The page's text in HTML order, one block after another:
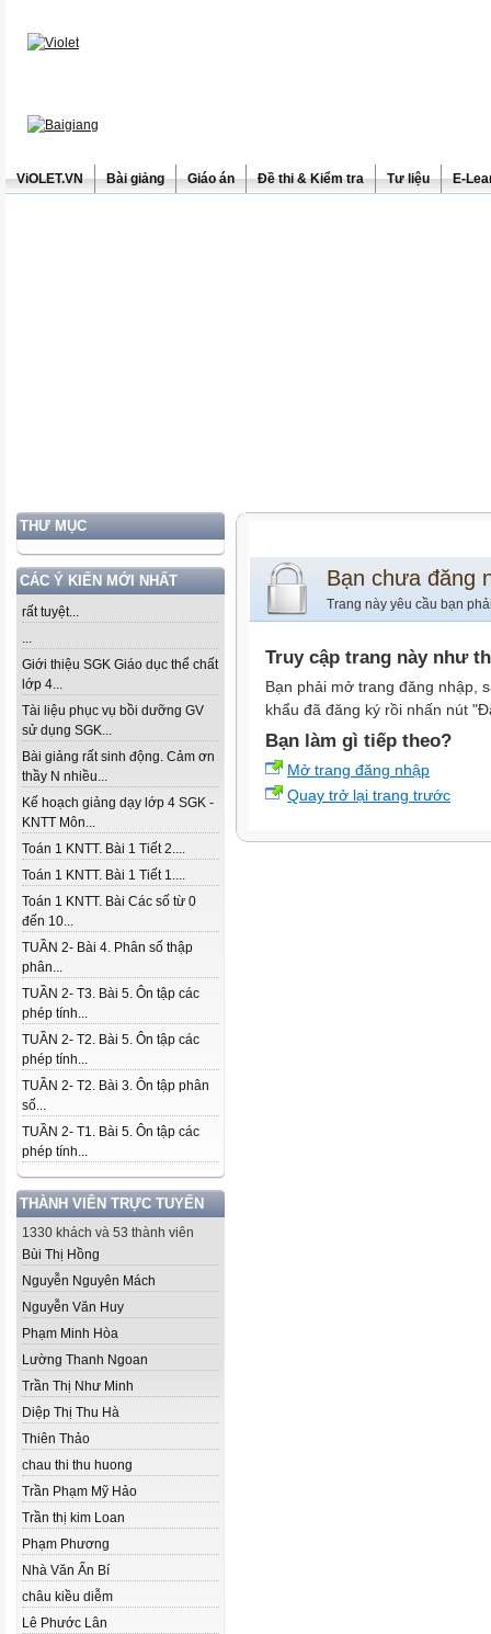
ViOLET.VN Bài giảng Giáo án Đề thi & Kiểm tra Tư liệu E-
THƯ MỤC
CÁC Ý KIẾN MỚI NHẤT
rất tuyệt...
...
Giới thiệu SGK Giáo dục thể chất
lớp 4...
Tài liệu phục vụ bồi dưỡng GV
sử dụng SGK...
Bài giảng rất sinh động. Cảm ơn
thầy N nhiều...
Kế hoạch giảng dạy lớp 4 SGK -
KNTT Môn...
Toán 1 KNTT. Bài 1 Tiết 2....
Toán 1 KNTT. Bài 1 Tiết 1....
Toán 1 KNTT. Bài Các số từ 0
đến 10...
TUẦN 2- Bài 4. Phân số thập
phân...
TUẦN 2- T3. Bài 5. Ôn tập các
phép tính...
TUẦN 2- T2. Bài 5. Ôn tập các
phép tính...
TUẦN 2- T2. Bài 3. Ôn tập phân
số...
TUẦN 2- T1. Bài 5. Ôn tập các
phép tính...
THÀNH VIÊN TRỰC TUYẾN
1330 khách và 53 thành viên
Bùi Thị Hồng
Nguyễn Nguyên Mách
Nguyễn Văn Huy
Phạm Minh Hòa
Lường Thanh Ngoan
Trần Thị Như Minh
Diệp Thị Thu Hà
Thiên Thảo
chau thi thu huong
Trần Phạm Mỹ Hảo
Trần thị kim Loan
Phạm Phương
Nhà Văn Ẩn Bí
châu kiều diễm
Lê Phước Lân
Bạn chưa đăng
Trang này yêu cầu bạn
Truy cập trang này như
Bạn phải mở trang đăng nhập,
khẩu đã đăng ký rồi nhấn nút
Bạn làm gì tiếp theo?
Mở trang đăng nhập
Quay trở lại trang trước